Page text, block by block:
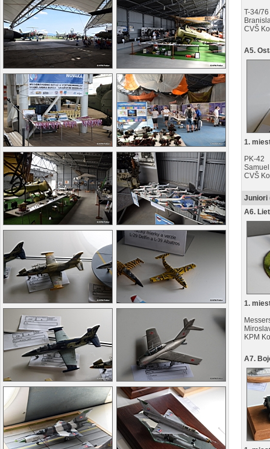
T-34/76
CVŠ
A5.
1.
PK-42
CVŠ
Juniori
A6.
1.
KPM
A7.